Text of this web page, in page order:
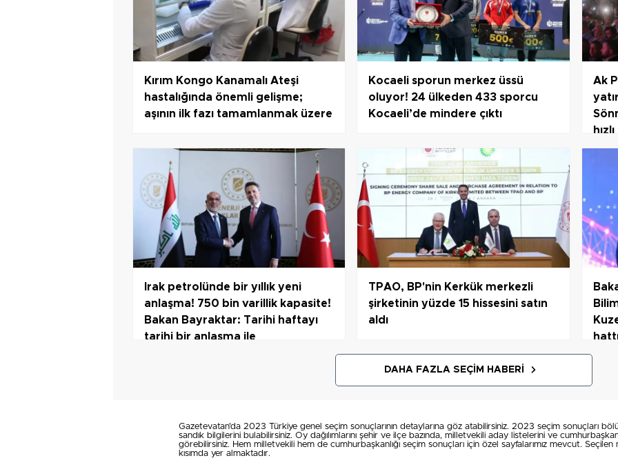
Kırım Kongo Kanamalı Ateşi
hastalığında önemli gelişme;
aşının ilk fazı tamamlanmak üzere
Kocaeli sporun merkez üssü
oluyor! 24 ülkeden 433 sporcu
Kocaeli’de mindere çıktı
Ak
Irak petrolünde bir yıllık yeni
anlaşma! 750 bin varillik kapasite!
Bakan Bayraktar: Tarihi haftayı
tarihi bir anlaşma ile
TPAO, BP'nin Kerkük merkezli
şirketinin yüzde 15 hissesini satın
aldı
DAHA FAZLA SEÇIM HABERI
Gazetevatan'da 2023 Türkiye genel seçim sonuçlarının detaylarına göz atabilirsiniz. 2023 seçim sonuçları
sandık bilgilerini bulabilirsiniz. Oy dağılımlarını şehir ve ilçe bazında, milletvekili aday listelerini ve
görebilirsiniz. Hem milletvekili hem de cumhurbaşkanlığı seçim sonuçları için özel sayfalarımız mevcut.
kısımda yer almaktadır.